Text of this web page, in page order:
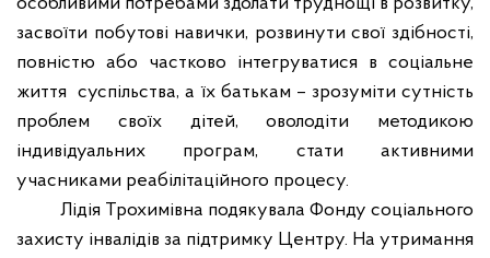
засвоїти побутові навички, розвинути свої здібності,
повністю або частково інтегруватися в соціальне
життя суспільства, а їх батькам – зрозуміти сутність
проблем своїх дітей, оволодіти методикою
індивідуальних програм, стати активними
учасниками реабілітаційного процесу.
Лідія Трохимівна подякувала Фонду соціального
захисту інвалідів за підтримку Центру. На утримання